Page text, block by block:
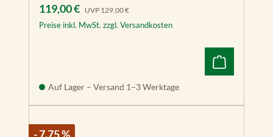
Verkaufspreis:
119,00 € UVP 129,00 €
Preise inkl. MwSt. zzgl. Versandkosten
Auf Lager – Versand 1–3 Werktage
- 7.75 %